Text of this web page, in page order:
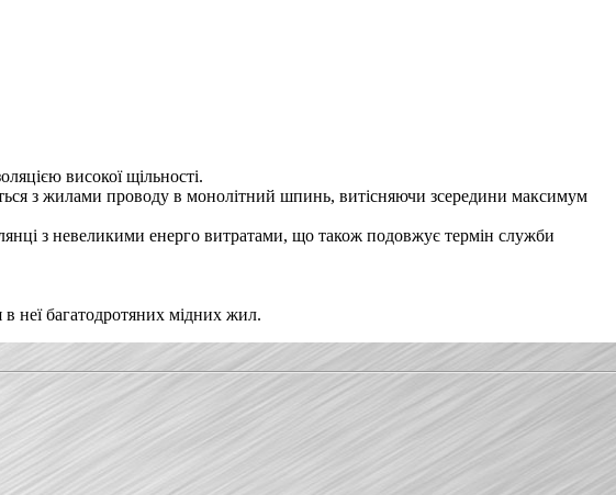
високої щільності.
з жилами проводу в монолітний шпинь, витісняючи зсередини максимум
з невеликими енерго витратами, що також подовжує термін служби
неї багатодротяних мідних жил.